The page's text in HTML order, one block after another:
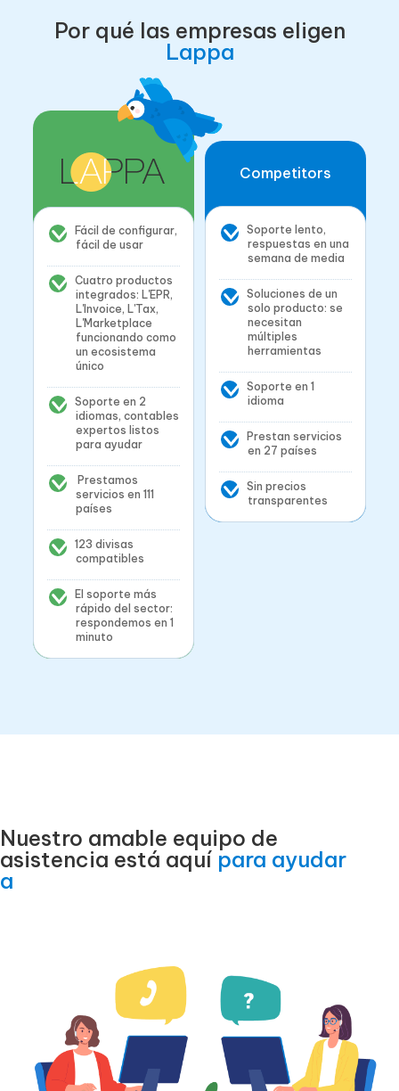
Por qué las empresas eligen
Lappa
Fácil de configurar,
fácil de usar
Cuatro productos
integrados: L'EPR,
L'Invoice, L'Tax,
L'Marketplace
funcionando como
un ecosistema
único
Soporte en 2
idiomas, contables
expertos listos
para ayudar
Prestamos
servicios en 111
países
123 divisas
compatibles
El soporte más
rápido del sector:
respondemos en 1
minuto
Competitors
Soporte lento,
respuestas en una
semana de media
Soluciones de un
solo producto: se
necesitan
múltiples
herramientas
Soporte en 1
idioma
Prestan servicios
en 27 países
Sin precios
transparentes
Nuestro amable equipo de
asistencia está aquí para ayudar
a